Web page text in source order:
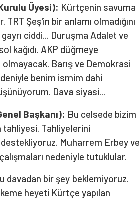
Üyesi): Kürtçenin savuma
Şeş'in bir anlamı olmadığını
ciddi... Duruşma Adalet ve
kağıdı. AKP düğmeye
Barış ve Demokrasi
benim ismim dahi
Dava siyasi...
Başkanı): Bu celsede bizim
tahliyesi. Tahliyelerini
Muharrem Erbey ve
nedeniyle tutuklular.
davadan bir şey beklemiyoruz.
heyeti Kürtçe yapılan